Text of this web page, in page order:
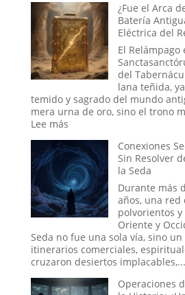
Efecto
Placebo
en
Masa:
Cuando
la
Fe
Colectiva
Moldea
la
¿Fue el Arca
Batería
Eléctrica del
El Relámpago
del
lana teñida,
temido y sagrado del mundo
mera urna de oro, sino el trono
Lee más:
el
Arca
de
la
Alianza
una
Batería
Antigua?
La
teoría
del
Conexiones
Sin Resolver
la Seda
Durante más
años, una red
polvorientos
Oriente y
Seda no fue una sola vía, sino
itinerarios comerciales,
cruzaron desiertos implacables,...
Operaciones